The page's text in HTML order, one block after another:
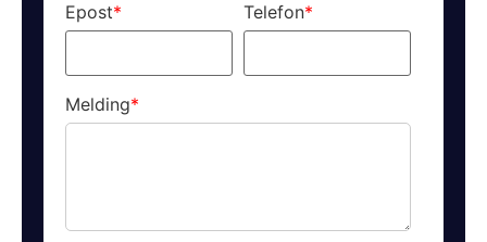
Epost* Telefon*
Melding*